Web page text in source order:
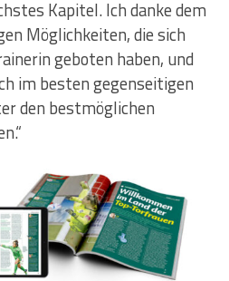
Kapitel. Ich danke dem
Möglichkeiten, die sich
geboten haben, und
im besten gegenseitigen
den bestmöglichen